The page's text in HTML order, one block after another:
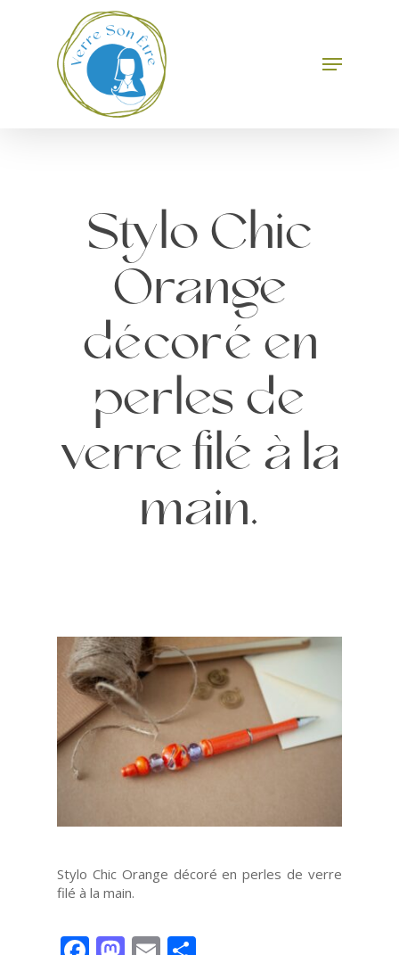
Menu
Stylo Chic
Orange
décoré en
perles de
verre filé à la
main.
Stylo Chic Orange décoré en perles de verre
filé à la main.